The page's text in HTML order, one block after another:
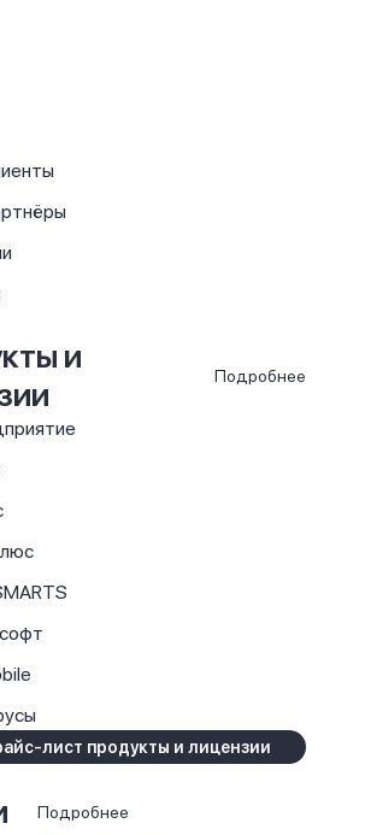
и
Подробнее
лист продукты и лицензии
Подробнее